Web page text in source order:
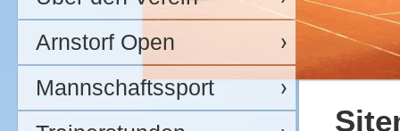
Arnstorf Open
Mannschaftssport